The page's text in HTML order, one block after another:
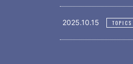
2025.10.15 TOPICS